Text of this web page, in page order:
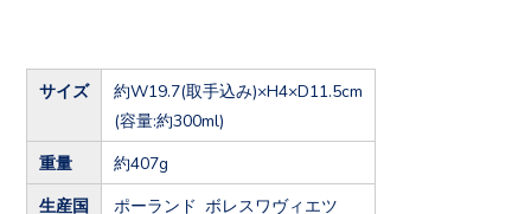
サイズ
約W19.7(取手込み)×H4×D11.5cm
(容量:約300ml)
重量 約407g
生産国 ポーランド ボレスワヴィエツ